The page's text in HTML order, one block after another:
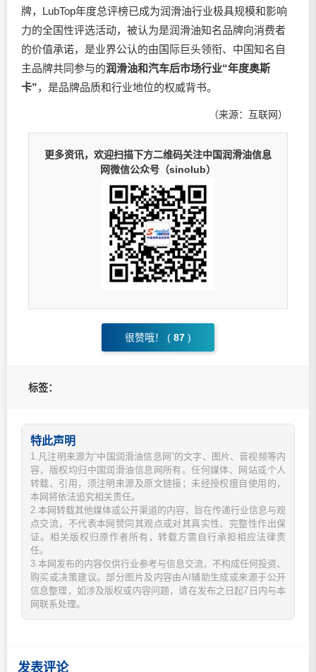
牌，LubTop年度总评榜已成为润滑油行业极具规模和影响
力的全国性评选活动，被认为是润滑油知名品牌向消费者
的价值承诺，是业界公认的由国际巨头领衔、中国知名自
主品牌共同参与的润滑油和汽车后市场行业“年度奥斯
卡”，是品牌品质和行业地位的权威背书。
（来源：互联网）
更多资讯，欢迎扫描下方二维码关注中国润滑油信息
网微信公众号（sinolub）
很赞哦！ ( 87 )
标签：
特此声明
1.凡注明来源为“中国润滑油信息网”的文字、图片、音视频等内
容，版权均归中国润滑油信息网所有。任何媒体、网站或个人
转载、引用，须注明来源及原文链接；未经授权擅自使用的，
本网将依法追究相关责任。
2.本网转载其他媒体或公开渠道的内容，旨在传递行业信息与观
点交流，不代表本网赞同其观点或对其真实性、完整性作出保
证。相关版权归原作者所有，转载方需自行承担相应法律责
任。
3.本网发布的内容仅供行业参考与信息交流，不构成任何投资、
购买或决策建议。部分图片及内容由AI辅助生成或来源于公开
信息整理，如涉及版权或内容问题，请在发布之日起7日内与本
网联系处理。
发表评论